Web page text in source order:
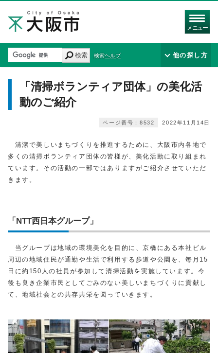
メニュー
検索 検索ヘルプ 他の探し方
「清掃ボランティア団体」の美化活
動のご紹介
2022年11月14日
ページ番号：8532
清潔で美しいまちづくりを推進するために、大阪市内各地で
多くの清掃ボランティア団体の皆様が、美化活動に取り組まれ
ています。その活動の一部ではありますがご紹介させていただ
きます。
「NTT西日本グループ」
当グループは地域の環境美化を目的に、京橋にある本社ビル
周辺の地域住民が通勤や生活で利用する歩道や公園を、毎月15
日に約150人の社員が参加して清掃活動を実施しています。今
後も良き企業市民としてごみのない美しいまちづくりに貢献し
て、地域社会との共存共栄を図っていきます。